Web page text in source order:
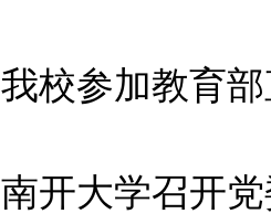
我校参加教育
南开大学召开